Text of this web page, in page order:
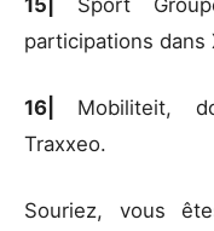
participations dans
16|
Mobiliteit,
Traxxeo.
Souriez, vous